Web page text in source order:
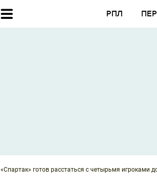
РПЛ
«Спартак» готов расстаться с четырьмя игроками